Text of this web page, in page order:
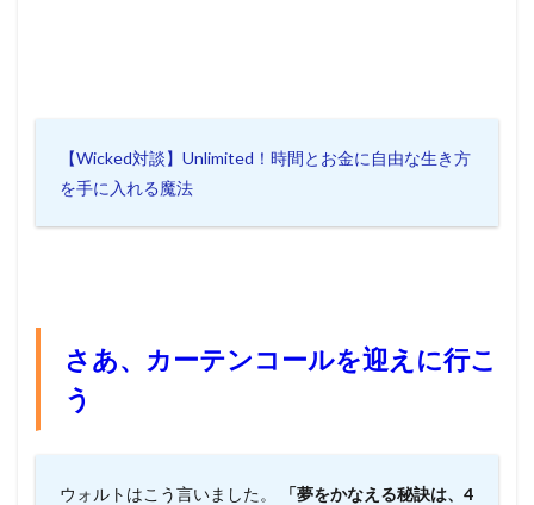
【Wicked対談】Unlimited！時間とお金に自由な生き方
を手に入れる魔法
さあ、カーテンコールを迎えに行こ
う
ウォルトはこう言いました。 「夢をかなえる秘訣は、4